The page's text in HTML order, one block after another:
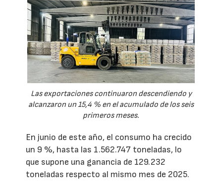
Las exportaciones continuaron descendiendo y
alcanzaron un 15,4 % en el acumulado de los seis
primeros meses.
En junio de este año, el consumo ha crecido
un 9 %, hasta las 1.562.747 toneladas, lo
que supone una ganancia de 129.232
toneladas respecto al mismo mes de 2025.